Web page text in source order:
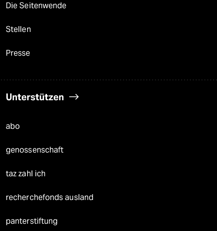
Die Seitenwende
Stellen
Presse
Unterstützen
abo
genossenschaft
taz zahl ich
recherchefonds ausland
panterstiftung